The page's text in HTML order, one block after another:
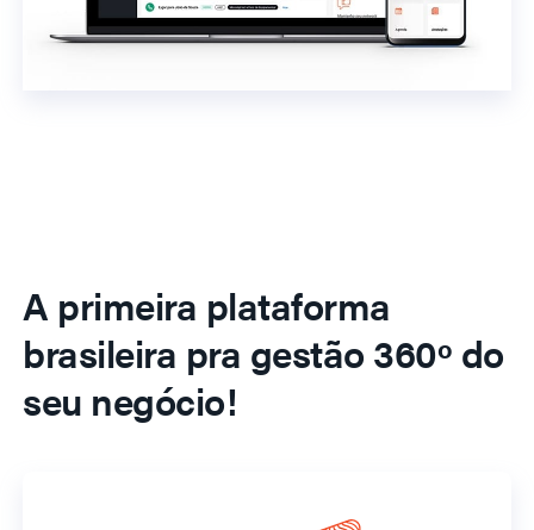
A primeira plataforma
brasileira pra gestão 360º do
seu negócio!